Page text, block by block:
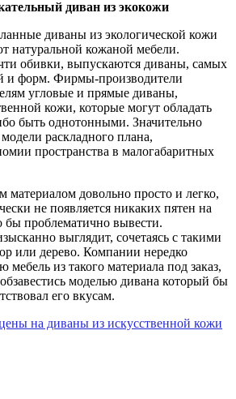
диван из экокожи
диваны из экологической кожи
натуральной кожаной мебели.
обивки, выпускаются диваны, самых
и форм. Фирмы-производители
угловые и прямые диваны,
кожи, которые могут обладать
быть однотонными. Значительно
раскладного плана,
пространства в малогабаритных
материалом довольно просто и легко,
не появляется никаких пятен на
бы проблематично вывести.
выглядит, сочетаясь с такими
или дерево. Компании нередко
мебель из такого материала под заказ,
моделью дивана который бы
его вкусам.
на диваны из искусственной кожи